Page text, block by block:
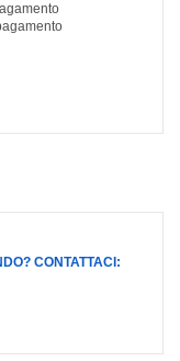
CONTATTACI: